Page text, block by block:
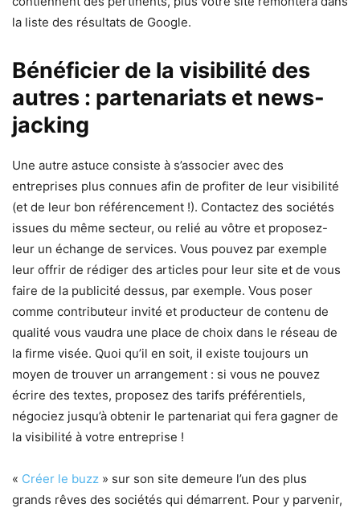
la liste des résultats de Google.
Bénéficier de la visibilité des
autres : partenariats et news-
jacking
Une autre astuce consiste à s’associer avec des
entreprises plus connues afin de profiter de leur visibilité
(et de leur bon référencement !). Contactez des sociétés
issues du même secteur, ou relié au vôtre et proposez-
leur un échange de services. Vous pouvez par exemple
leur offrir de rédiger des articles pour leur site et de vous
faire de la publicité dessus, par exemple. Vous poser
comme contributeur invité et producteur de contenu de
qualité vous vaudra une place de choix dans le réseau de
la firme visée. Quoi qu’il en soit, il existe toujours un
moyen de trouver un arrangement : si vous ne pouvez
écrire des textes, proposez des tarifs préférentiels,
négociez jusqu’à obtenir le partenariat qui fera gagner de
la visibilité à votre entreprise !
« Créer le buzz » sur son site demeure l’un des plus
grands rêves des sociétés qui démarrent. Pour y parvenir,